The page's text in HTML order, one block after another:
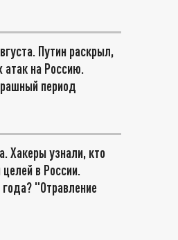
Путин раскрыл,
атак на Россию.
период
Хакеры узнали, кто
в России.
"Отравление